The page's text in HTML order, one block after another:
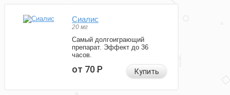
Сиалис
20 мг
Самый долгоиграющий
препарат. Эффект до 36
часов.
от 70Р Купить